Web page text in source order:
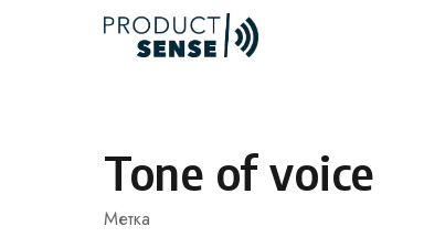
Tone of voice
Метка